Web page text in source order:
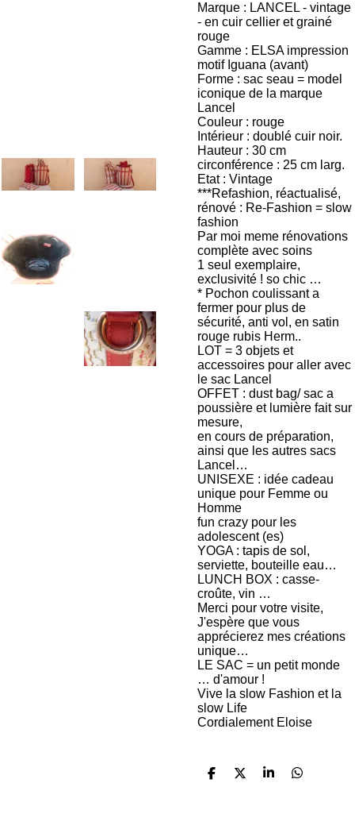
Marque : LANCEL - vintage
- en cuir cellier et grainé
rouge
Gamme : ELSA impression
motif Iguana (avant)
Forme : sac seau = model
iconique de la marque
Lancel
Couleur : rouge
Intérieur : doublé cuir noir.
Hauteur : 30 cm
circonférence : 25 cm larg.
Etat : Vintage
***Refashion, réactualisé,
rénové : Re-Fashion = slow
fashion
Par moi meme rénovations
complète avec soins
1 seul exemplaire,
exclusivité ! so chic …
* Pochon coulissant a
fermer pour plus de
sécurité, anti vol, en satin
rouge rubis Herm..
LOT = 3 objets et
accessoires pour aller avec
le sac Lancel
OFFET : dust bag/ sac a
poussière et lumière fait sur
mesure,
en cours de préparation,
ainsi que les autres sacs
Lancel…
UNISEXE : idée cadeau
unique pour Femme ou
Homme
fun crazy pour les
adolescent (es)
YOGA : tapis de sol,
serviette, bouteille eau…
LUNCH BOX : casse-
croûte, vin …
Merci pour votre visite,
J'espère que vous
apprécierez mes créations
unique…
LE SAC = un petit monde
… d'amour !
Vive la slow Fashion et la
slow Life
Cordialement Eloise
P
P
P
P